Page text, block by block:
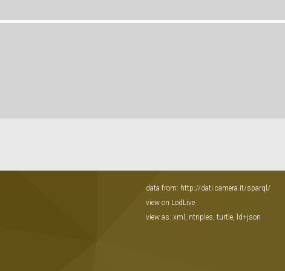
data from: http://dati.camera.it/sparql/
view on LodLive
view as: xml , ntriples, turtle, ld+json